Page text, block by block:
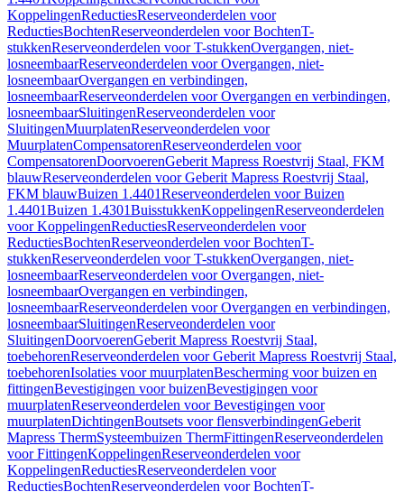
KoppelingenReductiesReserveonderdelen voor
ReductiesBochtenReserveonderdelen voor BochtenT-
stukkenReserveonderdelen voor T-stukkenOvergangen, niet-
losneembaarReserveonderdelen voor Overgangen, niet-
losneembaarOvergangen en verbindingen,
losneembaarReserveonderdelen voor Overgangen en verbindingen,
losneembaarSluitingenReserveonderdelen voor
SluitingenMuurplatenReserveonderdelen voor
MuurplatenCompensatorenReserveonderdelen voor
CompensatorenDoorvoerenGeberit Mapress Roestvrij Staal, FKM
blauwReserveonderdelen voor Geberit Mapress Roestvrij Staal,
FKM blauwBuizen 1.4401Reserveonderdelen voor Buizen
1.4401Buizen 1.4301BuisstukkenKoppelingenReserveonderdelen
voor KoppelingenReductiesReserveonderdelen voor
ReductiesBochtenReserveonderdelen voor BochtenT-
stukkenReserveonderdelen voor T-stukkenOvergangen, niet-
losneembaarReserveonderdelen voor Overgangen, niet-
losneembaarOvergangen en verbindingen,
losneembaarReserveonderdelen voor Overgangen en verbindingen,
losneembaarSluitingenReserveonderdelen voor
SluitingenDoorvoerenGeberit Mapress Roestvrij Staal,
toebehorenReserveonderdelen voor Geberit Mapress Roestvrij Staal,
toebehorenIsolaties voor muurplatenBescherming voor buizen en
fittingenBevestigingen voor buizenBevestigingen voor
muurplatenReserveonderdelen voor Bevestigingen voor
muurplatenDichtingenBoutsets voor flensverbindingenGeberit
Mapress ThermSysteembuizen ThermFittingenReserveonderdelen
voor FittingenKoppelingenReserveonderdelen voor
KoppelingenReductiesReserveonderdelen voor
ReductiesBochtenReserveonderdelen voor BochtenT-